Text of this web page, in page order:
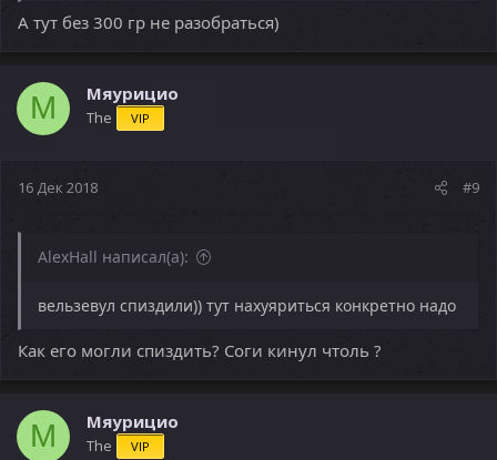
А тут без 300 гр не разобраться)
М Мяурицио
The VIP
16 Дек 2018 #9
AlexHall написал(а):
вельзевул спиздили)) тут нахуяриться конкретно надо
Как его могли спиздить? Соги кинул чтоль ?
М Мяурицио
The VIP